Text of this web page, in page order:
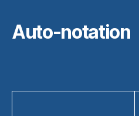
Auto-notation